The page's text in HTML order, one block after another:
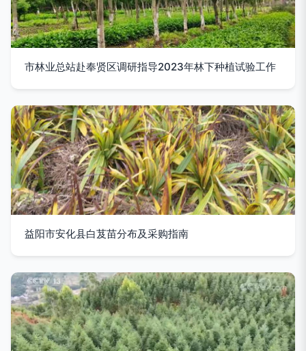
市林业总站赴奉贤区调研指导2023年林下种植试验工作
益阳市安化县白芨苗分布及采购指南